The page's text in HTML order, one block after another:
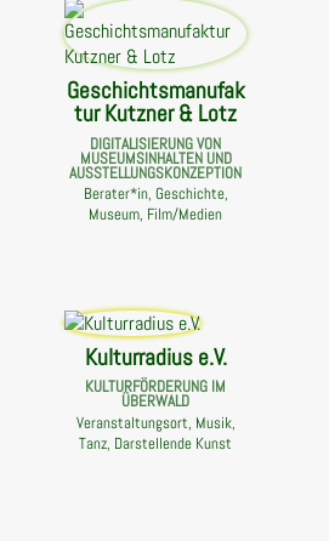
Geschichtsmanufak
tur Kutzner & Lotz
DIGITALISIERUNG VON
MUSEUMSINHALTEN UND
AUSSTELLUNGSKONZEPTION
Berater*in, Geschichte,
Museum, Film/Medien
Kulturradius e.V.
KULTURFÖRDERUNG IM
ÜBERWALD
Veranstaltungsort, Musik,
Tanz, Darstellende Kunst